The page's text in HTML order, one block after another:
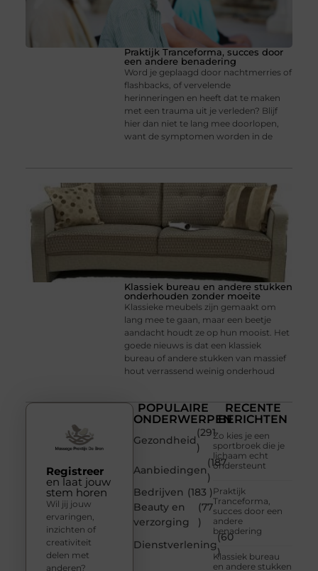
Praktijk Tranceforma, succes door
een andere benadering
Word je geplaagd door nachtmerries of
flashbacks, of vervelende
herinneringen en heeft dat te maken
met een trauma uit je verleden? Blijf
hier dan niet te lang mee doorlopen,
want de symptomen worden in de
Klassiek bureau en andere stukken
onderhouden zonder moeite
Klassieke meubels zijn gemaakt om
lang mee te gaan, maar een beetje
aandacht houdt ze op hun mooist. Het
goede nieuws is dat een klassiek
bureau of andere stukken van massief
hout verrassend weinig onderhoud
POPULAIRE
ONDERWERPEN
Gezondheid
(291
)
Aanbiedingen
(187
)
Bedrijven (183 )
Beauty en
verzorging
(77
)
Dienstverlening
(60
)
RECENTE
BERICHTEN
Zo kies je een
sportbroek die je
lichaam echt
ondersteunt
Praktijk
Tranceforma,
succes door een
andere
benadering
Klassiek bureau
en andere stukken
Registreer
en laat jouw
stem horen
Wil jij jouw
ervaringen,
inzichten of
creativiteit
delen met
anderen?